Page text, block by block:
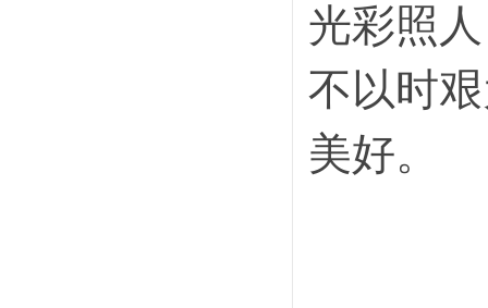
光彩照
不以时
美好。